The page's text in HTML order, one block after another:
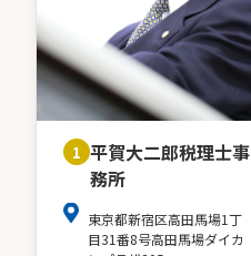
1 平賀大二郎税理士事
務所
東京都新宿区高田馬場1丁
目31番8号高田馬場ダイカ